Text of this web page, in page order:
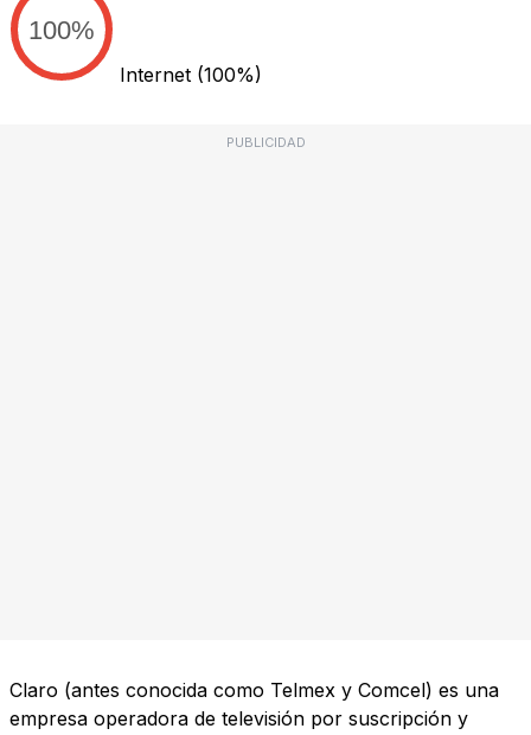
100%
Internet (100%)
PUBLICIDAD
Claro (antes conocida como Telmex y Comcel) es una
empresa operadora de televisión por suscripción y